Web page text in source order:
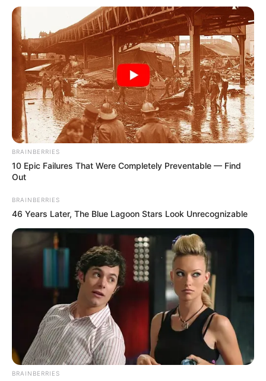
Amazon das Internet auf übermächtige Art und Weise.
Doch die Nutzung des Internets sollte ohne Zwang zur
Preisgabe persönlicher Daten und ohne digitale Hürden
für alle möglich sein. Deshalb kann man hier ohne die
Erstellung eines Kontos alleVeranstaltungen für
Wernigerode ohne Login eintragen.
Weitere Umkreissuchen und Informationen für
Wernigerode:
Ausflugsziele für Wernigerode auf Karte
Auflistung von Ausflugszielen und Sehenswürdigkei
ten in und um Wernigerode
Musik im Park
Virtuelle Stadtführung durch Wernigerode
Führungen mit Tickets über GetYourGuide
Veranstaltungstipps für Wernigerode, die hierkosten
los eingetragenwurden
Campingplätze Wernigerode auf Karte
BRAINBERRIES
10 Epic Failures That Were Completely Preventable — Find
Out
BRAINBERRIES
46 Years Later, The Blue Lagoon Stars Look Unrecognizable
BRAINBERRIES